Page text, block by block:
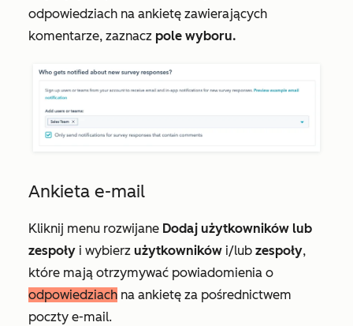
odpowiedziach na ankietę zawierających
komentarze, zaznacz pole wyboru.
Ankieta e-mail
Kliknij menu rozwijane Dodaj użytkowników lub
zespoły i wybierz użytkowników i/lub zespoły,
które mają otrzymywać powiadomienia o
odpowiedziach na ankietę za pośrednictwem
poczty e-mail.